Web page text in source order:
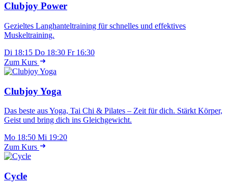
Clubjoy Power
Gezieltes Langhanteltraining für schnelles und effektives
Muskeltraining.
Di 18:15 Do 18:30 Fr 16:30
Zum Kurs
Clubjoy Yoga
Das beste aus Yoga, Tai Chi & Pilates – Zeit für dich. Stärkt Körper,
Geist und bring dich ins Gleichgewicht.
Mo 18:50 Mi 19:20
Zum Kurs
Cycle